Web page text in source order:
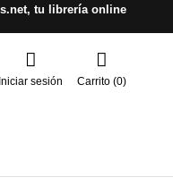
tu librería online
Iniciar sesión Carrito (0)